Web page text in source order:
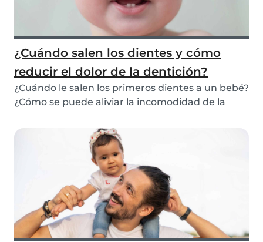
¿Cuándo salen los dientes y cómo
reducir el dolor de la dentición?
¿Cuándo le salen los primeros dientes a un bebé?
¿Cómo se puede aliviar la incomodidad de la